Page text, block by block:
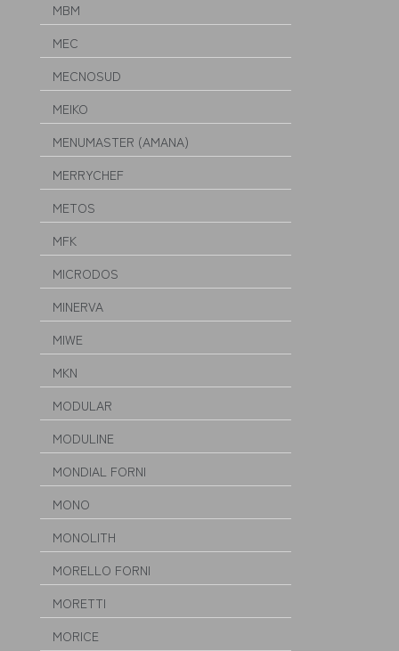
MBM
MEC
MECNOSUD
MEIKO
MENUMASTER (AMANA)
MERRYCHEF
METOS
MFK
MICRODOS
MINERVA
MIWE
MKN
MODULAR
MODULINE
MONDIAL FORNI
MONO
MONOLITH
MORELLO FORNI
MORETTI
MORICE